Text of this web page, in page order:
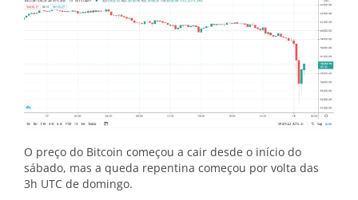
O preço do Bitcoin começou a cair desde o início do
sábado, mas a queda repentina começou por volta das
3h UTC de domingo.